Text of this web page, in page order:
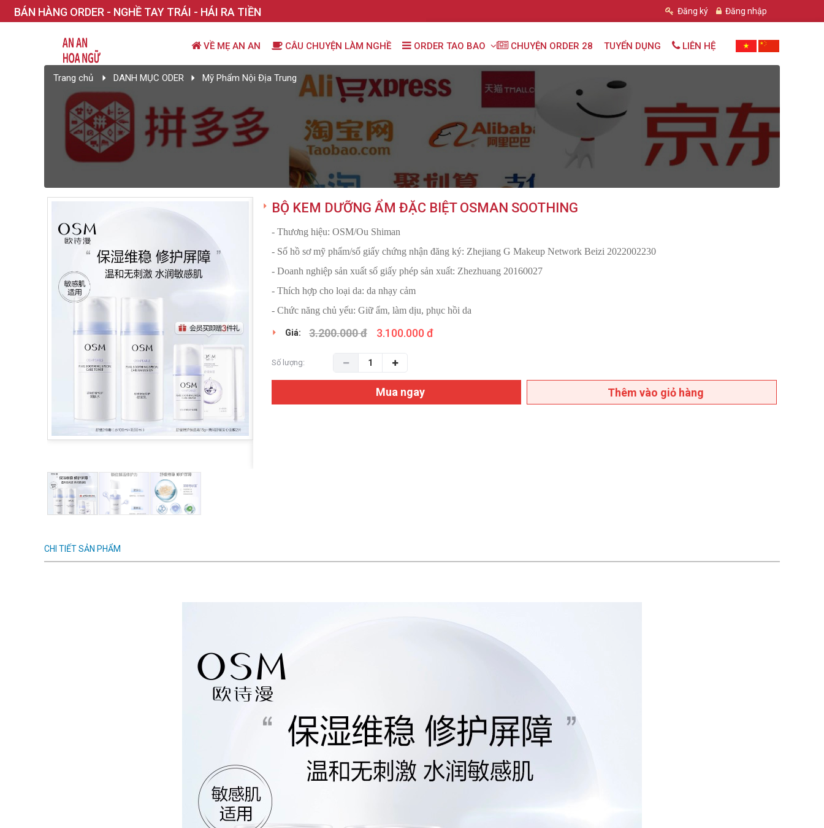
Đăng ký Đăng nhập
BÁN HÀNG ORDER - NGHỀ TAY TRÁI - HÁI RA TIỀN
VỀ MẸ AN AN CÂU CHUYỆN LÀM NGHỀ ORDER TAO BAO CHUYỆN ORDER 28 TUYỂN DỤNG LIÊN HỆ
Trang chủ DANH MỤC ODER Mỹ Phẩm Nội Địa Trung
BỘ KEM DƯỠNG ẨM ĐẶC BIỆT OSMAN SOOTHING
- Thương hiệu: OSM/Ou Shiman
- Số hồ sơ mỹ phẩm/số giấy chứng nhận đăng ký: Zhejiang G Makeup Network Beizi 2022002230
- Doanh nghiệp sản xuất số giấy phép sản xuất: Zhezhuang 20160027
- Thích hợp cho loại da: da nhạy cảm
- Chức năng chủ yếu: Giữ ẩm, làm dịu, phục hồi da
Giá: 3.200.000 đ 3.100.000 đ
Số lượng:
Mua ngay Thêm vào giỏ hàng
CHI TIẾT SẢN PHẨM